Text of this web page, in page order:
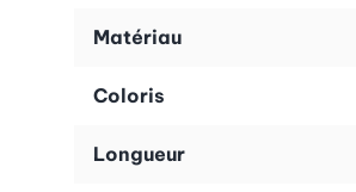
Matériau
Coloris
Longueur